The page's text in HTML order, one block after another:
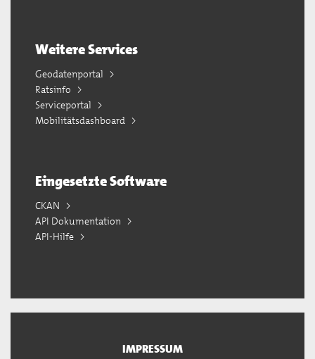
Weitere Services
Geodatenportal
Ratsinfo
Serviceportal
Mobilitätsdashboard
Eingesetzte Software
CKAN
API Dokumentation
API-Hilfe
IMPRESSUM